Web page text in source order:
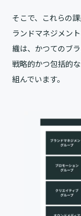
そこで、これらの
ランドマネジメン
織は、かつてのブ
戦略的かつ包括的
組んでいます。